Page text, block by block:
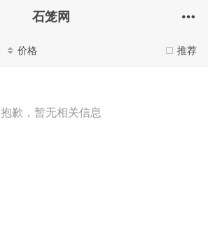
石笼网
推荐
价格
抱歉，暂无相关信息